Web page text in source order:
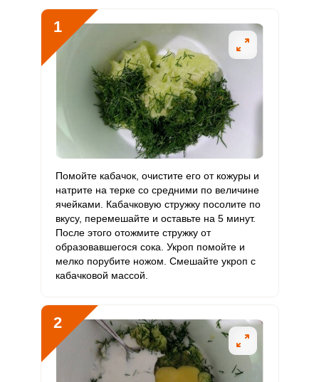
В5
Витамин
В6
0.4 мг 2 мг 4.1 2.1
80.8 мкг 400 мкг 3.9
Витамин
1.5 мкг 3 мкг 9.6
Витамин
С
55.1 мкг 90 мкг 11.9 6.1
Витамин
D
2
Витамин
E
Биотин
Витамин
10.8 мкг 120 мкг 1.7 0.9
1
Помойте кабачок, очистите его от кожуры и
натрите на терке со средними по величине
ячейками. Кабачковую стружку посолите по
вкусу, перемешайте и оставьте на 5 минут.
После этого отожмите стружку от
образовавшегося сока. Укроп помойте и
мелко порубите ножом. Смешайте укроп с
кабачковой массой.
2 ВХОД НА САЙТ РЕГИСТРАЦИЯ
Войдите
с помощью социальных сетей:
1 ИЗ 7